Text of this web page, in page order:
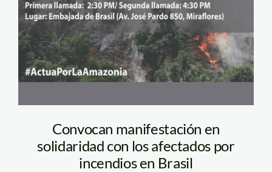
Convocan manifestación en
solidaridad con los afectados por
incendios en Brasil